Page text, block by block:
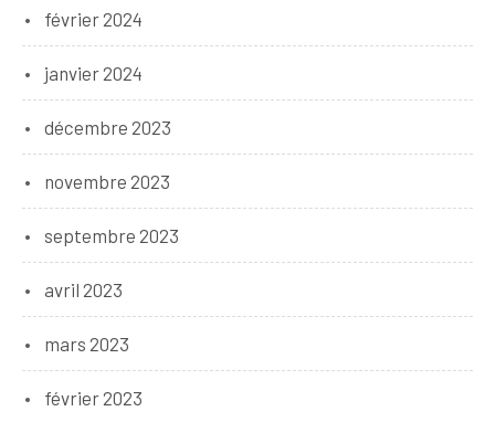
février 2024
janvier 2024
décembre 2023
novembre 2023
septembre 2023
avril 2023
mars 2023
février 2023